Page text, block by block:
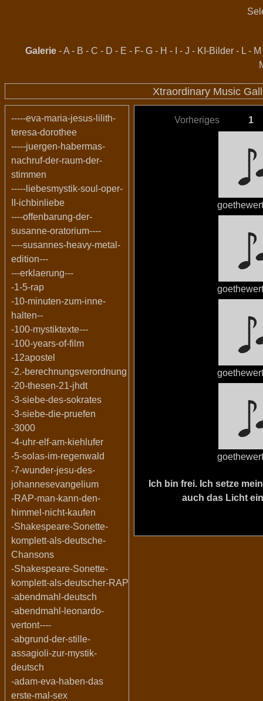
Galerie -A - B - C - D - E - F- G - H - - J - KI-Bilder - L - M
Xtraordinary Music
-----eva-maria-jesus-lilith-
teresa-dorothee
-----juergen-habermas-
nachruf-der-raum-der-
stimmen
-----liebesmystik-soul-oper-
II-ichbinliebe
----offenbarung-der-
susanne-oratorium----
----susannes-heavy-metal-
edition---
---erklaerung---
-1-5-rap
-10-minuten-zum-inne-
halten--
-100-mystiktexte---
-100-years-of-film
-12apostel
-2.-berechnungsverordnung
-20-thesen-21-jhdt
-3-siebe-des-sokrates
-3-siebe-die-pruefen
-3000
-4-uhr-elf-am-kiehlufer
-5-solas-im-regenwald
-7-wunder-jesu-des-
johannesevangelium
-RAP-man-kann-den-
himmel-nicht-kaufen
-Shakespeare-Sonette-
komplett-als-deutsche-
Chansons
-Shakespeare-Sonette-
komplett-als-deutscher-RAP
-abendmahl-deutsch
-abendmahl-leonardo-
vertont----
-abgrund-der-stille-
assagioli-zur-mystik-
deutsch
-adam-eva-haben-das
erste-mal-sex
Vorheriges 1
Ich bin frei. Ich setze
auch das Licht